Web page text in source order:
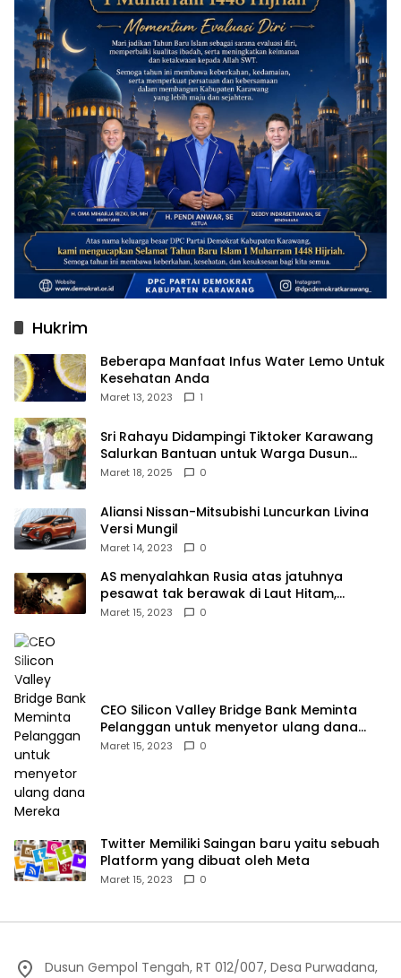
Hukrim
Beberapa Manfaat Infus Water Lemo Untuk
Kesehatan Anda
Maret 13, 2023 1
Sri Rahayu Didampingi Tiktoker Karawang
Salurkan Bantuan untuk Warga Dusun
Kampek Desa Karangligar
Maret 18, 2025 0
Aliansi Nissan-Mitsubishi Luncurkan Livina
Versi Mungil
Maret 14, 2023 0
AS menyalahkan Rusia atas jatuhnya
pesawat tak berawak di Laut Hitam,
Moskow menyangkal
Maret 15, 2023 0
CEO Silicon Valley Bridge Bank Meminta
Pelanggan untuk menyetor ulang dana
Mereka
Maret 15, 2023 0
Twitter Memiliki Saingan baru yaitu sebuah
Platform yang dibuat oleh Meta
Maret 15, 2023 0
Dusun Gempol Tengah, RT 012/007, Desa Purwadana,